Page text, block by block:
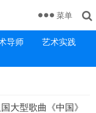
导师
艺术实践
菜单
大型歌曲《中国》